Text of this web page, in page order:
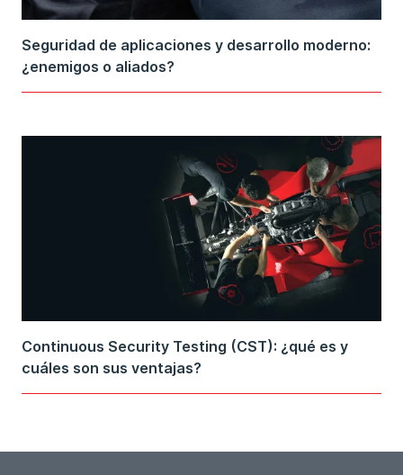
Seguridad de aplicaciones y desarrollo moderno:
¿enemigos o aliados?
Continuous Security Testing (CST): ¿qué es y
cuáles son sus ventajas?